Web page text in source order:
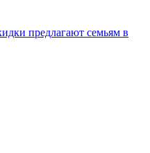
предлагают семьям в